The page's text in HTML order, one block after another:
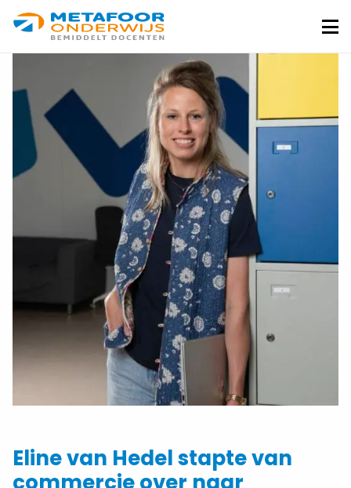
Metafoor
Onderwijs
Eline van Hedel stapte van